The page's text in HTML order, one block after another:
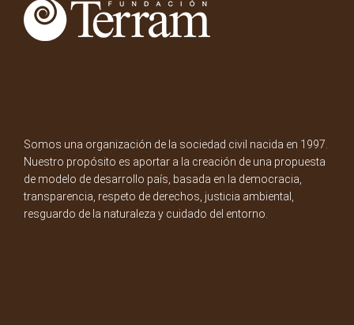
Somos una organización de la sociedad civil nacida en 1997.
Nuestro propósito es aportar a la creación de una propuesta
de modelo de desarrollo país, basada en la democracia,
transparencia, respeto de derechos, justicia ambiental,
resguardo de la naturaleza y cuidado del entorno.